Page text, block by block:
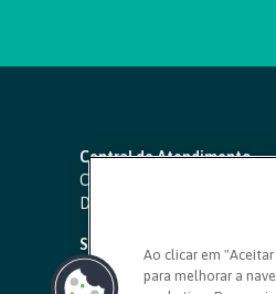
Central de Atendimento
Capitais e regiões
Demais localidades:
SAC 24 horas
Ouvidoria
Ao clicar em
para melhorar a